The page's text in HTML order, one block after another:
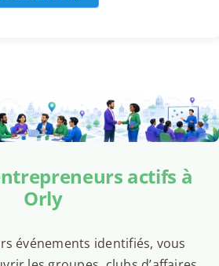
actifs à
Orly
événements identifiés, vous